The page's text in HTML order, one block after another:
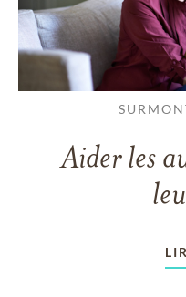
Aider les